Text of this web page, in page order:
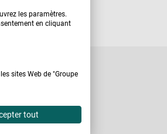
les paramètres.
en cliquant
sites Web de "Groupe
tout